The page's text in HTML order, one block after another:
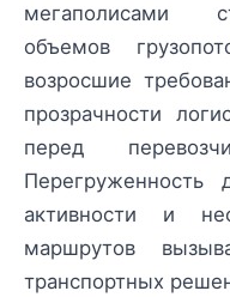
мегаполисами
объемов
возросшие
прозрачности
перед
активности и
маршрутов
транспортных